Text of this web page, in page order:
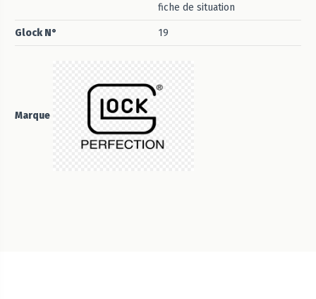
fiche de situation
Glock N° 19
Marque